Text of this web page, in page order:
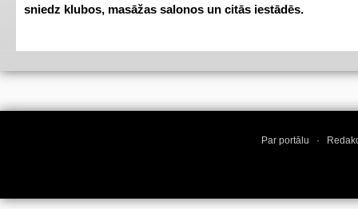
sniedz klubos, masāžas salonos un citās iestādēs.
Par portālu ·